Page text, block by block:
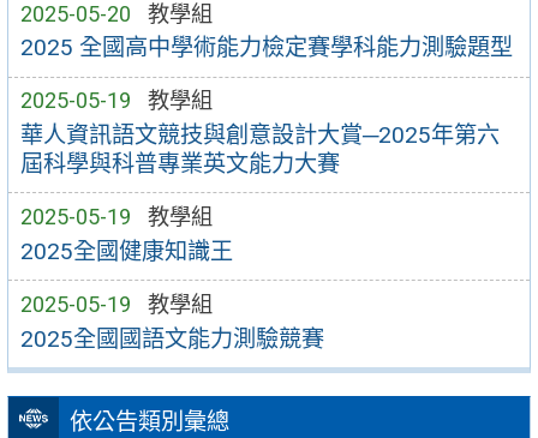
2025-05-20 教學組
2025 全國高中學術能力檢定賽學科能力測驗題型
2025-05-19 教學組
華人資訊語文競技與創意設計大賞─2025年第六
屆科學與科普專業英文能力大賽
2025-05-19 教學組
2025全國健康知識王
2025-05-19 教學組
2025全國國語文能力測驗競賽
依公告類別彙總